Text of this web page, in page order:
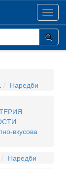
Наредби
вкусова
Наредби